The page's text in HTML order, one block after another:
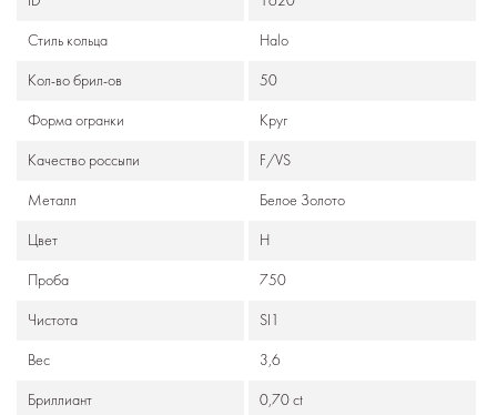
Стиль кольца Halo
Кол-во брил-ов 50
Формa огранки Круг
Качество россыпи F/VS
Металл Белое Золото
Цвет H
Проба 750
Чистота SI1
Вес 3,6
Бриллиант 0,70 ct